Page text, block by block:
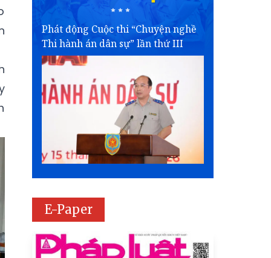
Phát động Cuộc thi “Chuyện nghề
Thi hành án dân sự” lần thứ III
E-Paper